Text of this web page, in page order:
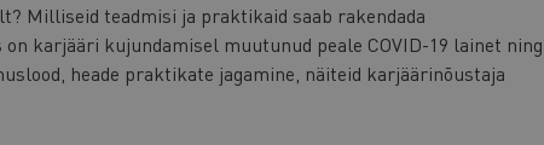
Milliseid teadmisi ja praktikaid saab rakendada
karjääri kujundamisel muutunud peale COVID-19 lainet ning
heade praktikate jagamine, näiteid karjäärinõustaja